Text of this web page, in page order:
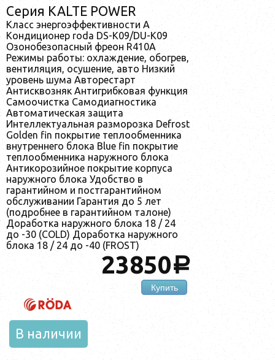
Серия KALTE POWER
Класс энергоэффективности A
Кондиционер roda DS-K09/DU-K09
Озонобезопасный фреон R410A
Режимы работы: охлаждение, обогрев,
вентиляция, осушение, авто Низкий
уровень шума Авторестарт
Антисквозняк Антигрибковая функция
Самоочистка Самодиагностика
Автоматическая защита
Интеллектуальная разморозка Defrost
Golden fin покрытие теплообменника
внутреннего блока Blue fin покрытие
теплообменника наружного блока
Антикорозийное покрытие корпуса
наружнoго блока Удобство в
гарантийном и постгарантийном
обслуживании Гарантия до 5 лет
(подробнее в гарантийном талоне)
Доработка наружного блока 18 / 24
до -30 (COLD) Доработка наружного
блока 18 / 24 до -40 (FROST)
23850a
Купить
В наличии